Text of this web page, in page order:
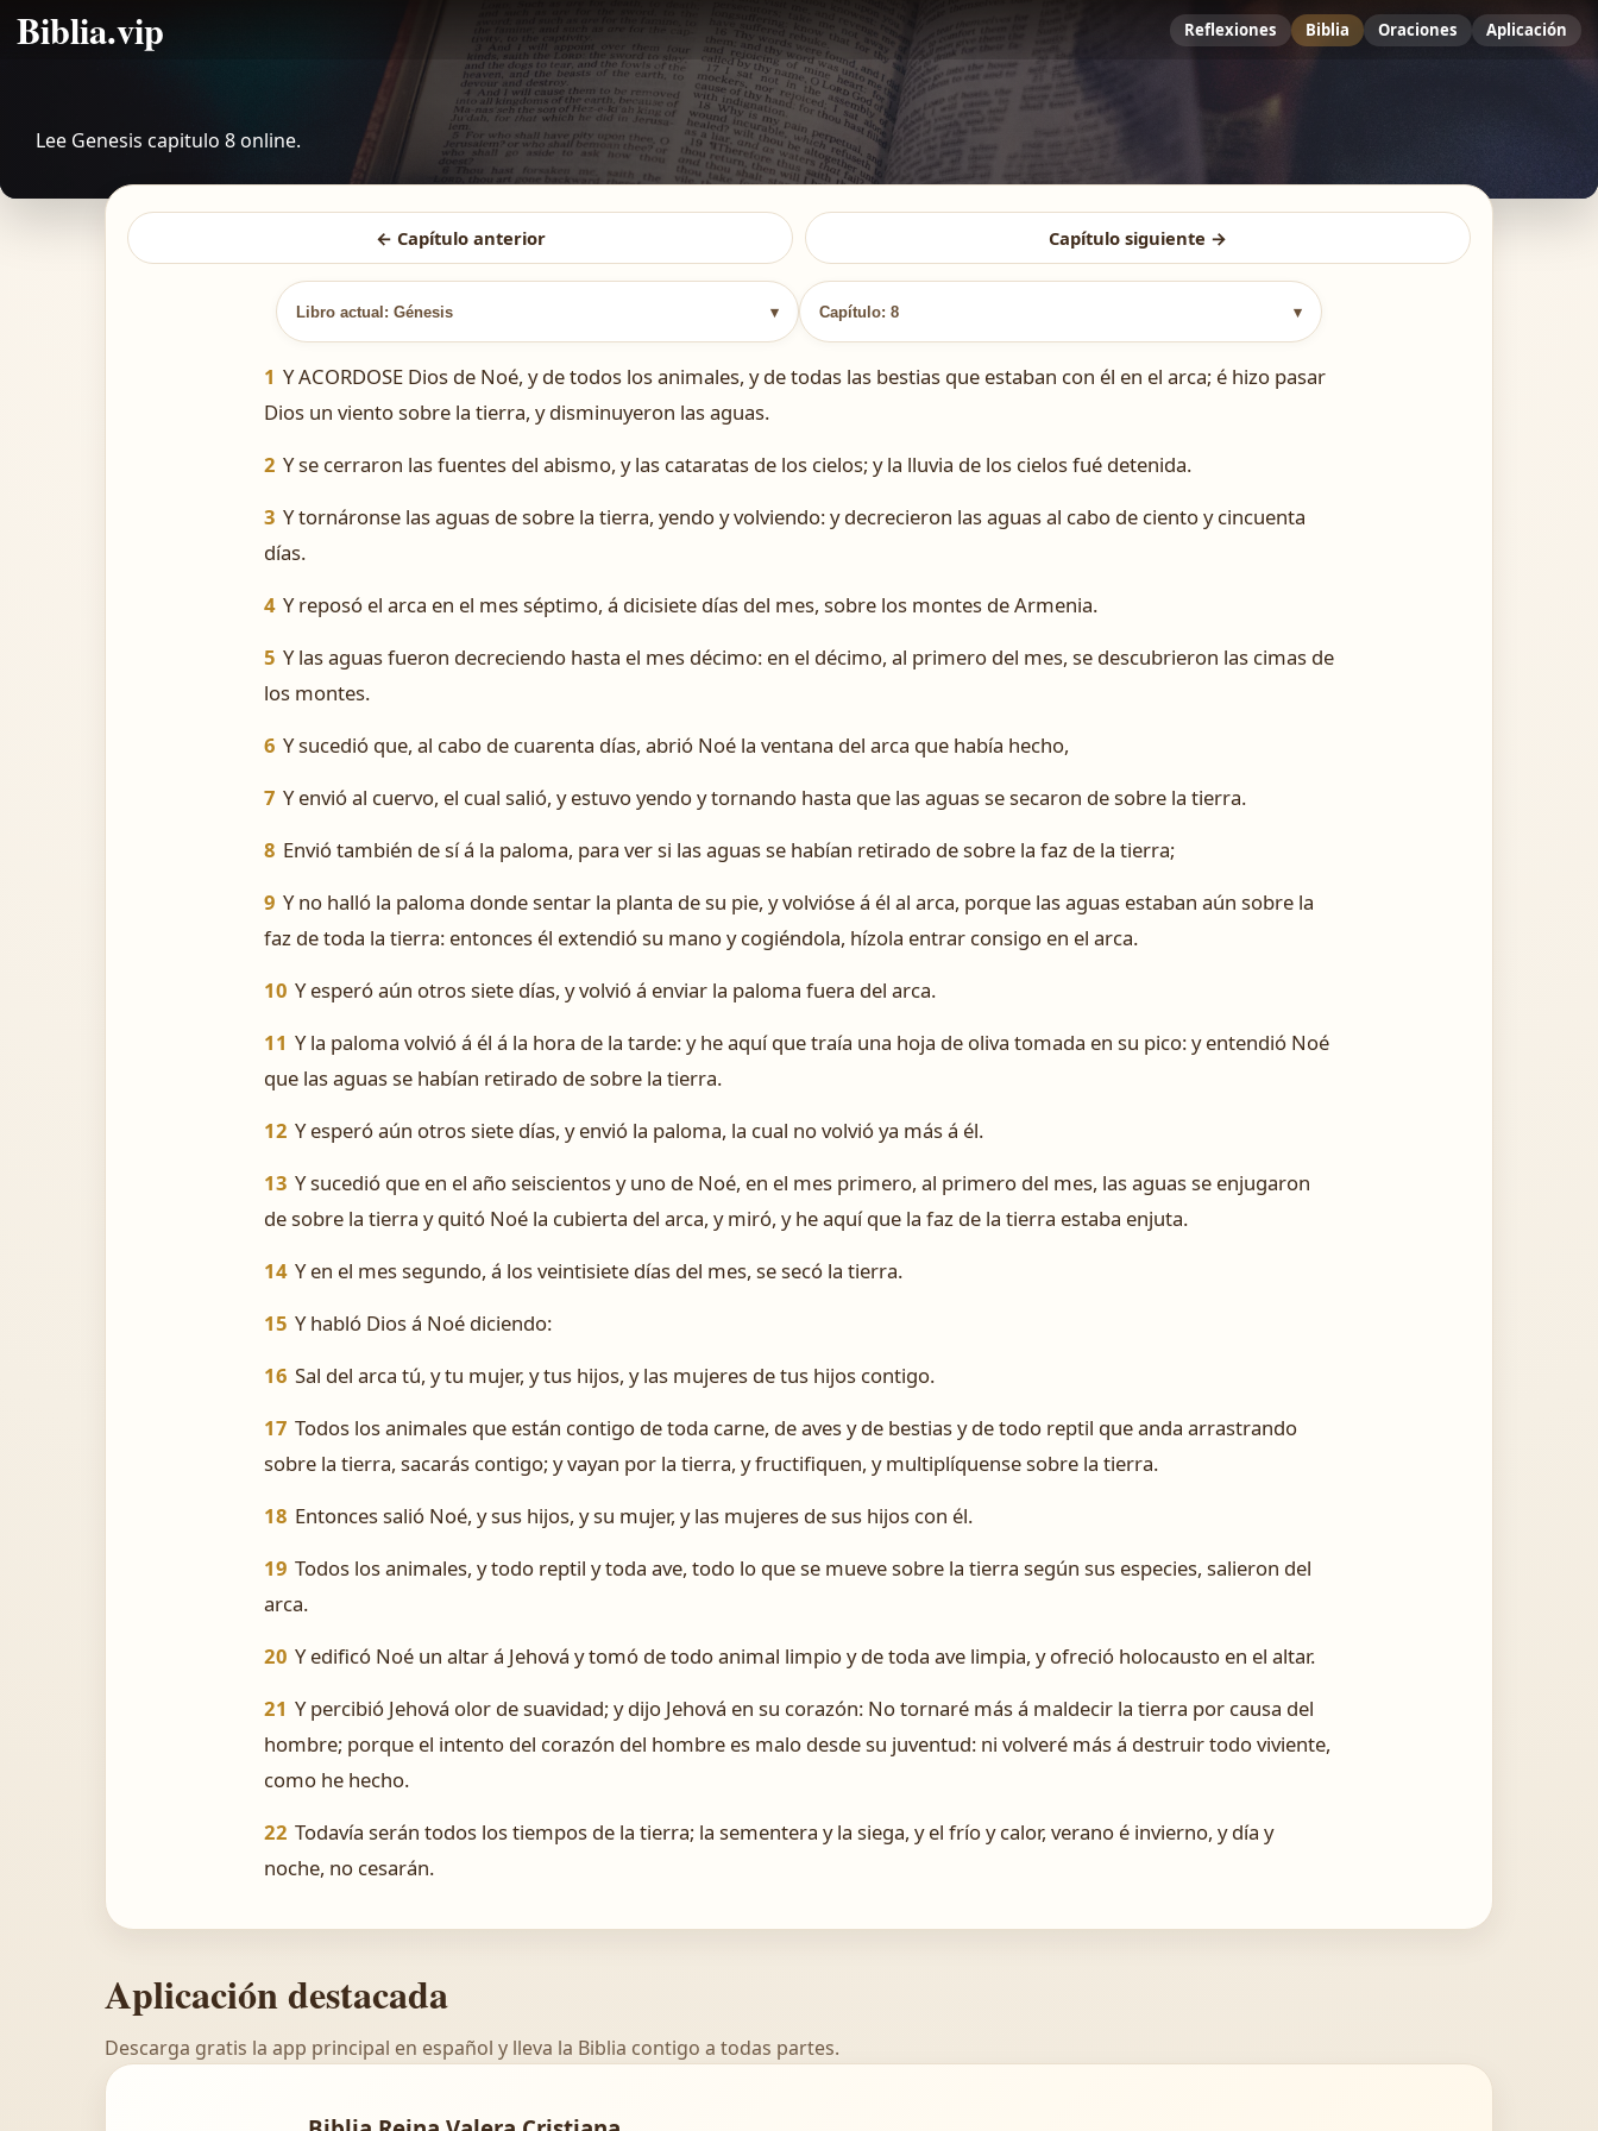
Biblia.vip Reflexiones Biblia Oraciones Aplicación
Lee Genesis capitulo 8 online.
← Capítulo anterior Capítulo siguiente →
Libro actual: Génesis ▾ Capítulo: 8 ▾
1 Y ACORDOSE Dios de Noé, y de todos los animales, y de todas las bestias que estaban con él en el arca; é hizo pasar
Dios un viento sobre la tierra, y disminuyeron las aguas.
2 Y se cerraron las fuentes del abismo, y las cataratas de los cielos; y la lluvia de los cielos fué detenida.
3 Y tornáronse las aguas de sobre la tierra, yendo y volviendo: y decrecieron las aguas al cabo de ciento y cincuenta
días.
4 Y reposó el arca en el mes séptimo, á dicisiete días del mes, sobre los montes de Armenia.
5 Y las aguas fueron decreciendo hasta el mes décimo: en el décimo, al primero del mes, se descubrieron las cimas de
los montes.
6 Y sucedió que, al cabo de cuarenta días, abrió Noé la ventana del arca que había hecho,
7 Y envió al cuervo, el cual salió, y estuvo yendo y tornando hasta que las aguas se secaron de sobre la tierra.
8 Envió también de sí á la paloma, para ver si las aguas se habían retirado de sobre la faz de la tierra;
9 Y no halló la paloma donde sentar la planta de su pie, y volvióse á él al arca, porque las aguas estaban aún sobre la
faz de toda la tierra: entonces él extendió su mano y cogiéndola, hízola entrar consigo en el arca.
10 Y esperó aún otros siete días, y volvió á enviar la paloma fuera del arca.
11 Y la paloma volvió á él á la hora de la tarde: y he aquí que traía una hoja de oliva tomada en su pico: y entendió Noé
que las aguas se habían retirado de sobre la tierra.
12 Y esperó aún otros siete días, y envió la paloma, la cual no volvió ya más á él.
13 Y sucedió que en el año seiscientos y uno de Noé, en el mes primero, al primero del mes, las aguas se enjugaron
de sobre la tierra y quitó Noé la cubierta del arca, y miró, y he aquí que la faz de la tierra estaba enjuta.
14 Y en el mes segundo, á los veintisiete días del mes, se secó la tierra.
15 Y habló Dios á Noé diciendo:
16 Sal del arca tú, y tu mujer, y tus hijos, y las mujeres de tus hijos contigo.
17 Todos los animales que están contigo de toda carne, de aves y de bestias y de todo reptil que anda arrastrando
sobre la tierra, sacarás contigo; y vayan por la tierra, y fructifiquen, y multiplíquense sobre la tierra.
18 Entonces salió Noé, y sus hijos, y su mujer, y las mujeres de sus hijos con él.
19 Todos los animales, y todo reptil y toda ave, todo lo que se mueve sobre la tierra según sus especies, salieron del
arca.
20 Y edificó Noé un altar á Jehová y tomó de todo animal limpio y de toda ave limpia, y ofreció holocausto en el altar.
21 Y percibió Jehová olor de suavidad; y dijo Jehová en su corazón: No tornaré más á maldecir la tierra por causa del
hombre; porque el intento del corazón del hombre es malo desde su juventud: ni volveré más á destruir todo viviente,
como he hecho.
22 Todavía serán todos los tiempos de la tierra; la sementera y la siega, y el frío y calor, verano é invierno, y día y
noche, no cesarán.
Aplicación destacada
Descarga gratis la app principal en español y lleva la Biblia contigo a todas partes.